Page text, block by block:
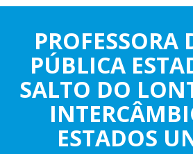
PROFESSORA
PÚBLICA
SALTO DO
ESTADOS